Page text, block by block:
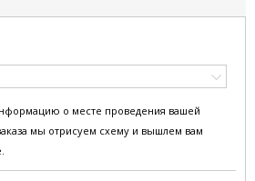
о месте проведения вашей
мы отрисуем схему и вышлем вам